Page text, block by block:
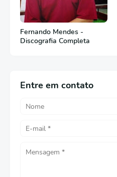
Fernando Mendes -
Discografia Completa
Entre em contato